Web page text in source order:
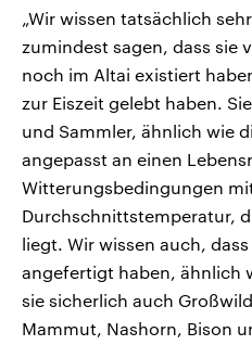
„Wir wissen tatsächlich
zumindest sagen, dass sie
noch im Altai existiert
zur Eiszeit gelebt haben.
und Sammler, ähnlich wie
angepasst an einen
Witterungsbedingungen
Durchschnittstemperatur,
liegt. Wir wissen auch,
angefertigt haben, ähnlich
sie sicherlich auch
Mammut, Nashorn, Bison